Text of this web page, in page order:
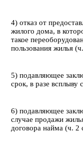
4) отказ от
жилого дома, в
такое
пользования жилья
5) подавляющее
срок, в разе всплыву
6) подавляющее
случае продажи
договора найма (ч. 2